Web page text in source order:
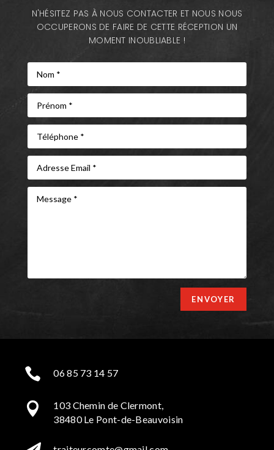
N'HÉSITEZ PAS À NOUS CONTACTER ET NOUS NOUS
OCCUPERONS DE FAIRE DE CETTE RÉCEPTION UN
MOMENT INOUBLIABLE !
ENVOYER
 06 85 73 14 57

103 Chemin de Clermont,
38480 Le Pont-de-Beauvoisin